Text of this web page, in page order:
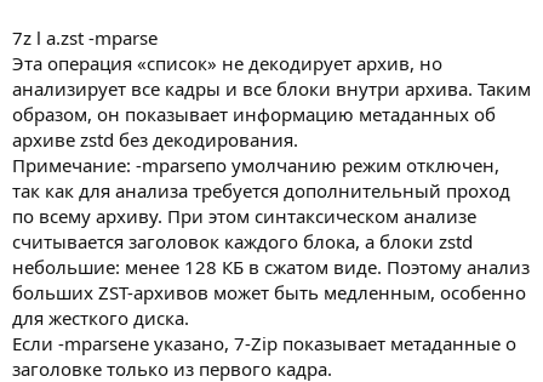
7z l a.zst -mparse
Эта операция «список» не декодирует архив, но
анализирует все кадры и все блоки внутри архива. Таким
образом, он показывает информацию метаданных об
архиве zstd без декодирования.
Примечание: -mparseпо умолчанию режим отключен,
так как для анализа требуется дополнительный проход
по всему архиву. При этом синтаксическом анализе
считывается заголовок каждого блока, а блоки zstd
небольшие: менее 128 КБ в сжатом виде. Поэтому анализ
больших ZST-архивов может быть медленным, особенно
для жесткого диска.
Если -mparseне указано, 7-Zip показывает метаданные о
заголовке только из первого кадра.